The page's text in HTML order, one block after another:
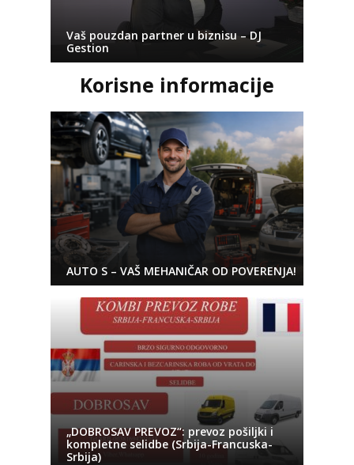
Vaš pouzdan partner u biznisu – DJ
Gestion
Korisne informacije
AUTO S – VAŠ MEHANIČAR OD POVERENJA!
„DOBROSAV PREVOZ“: prevoz pošiljki i
kompletne selidbe (Srbija-Francuska-
Srbija)